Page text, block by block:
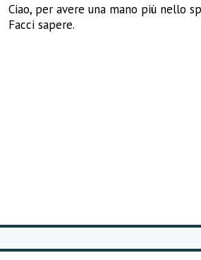
Ciao, per avere una mano più nello
Facci sapere.